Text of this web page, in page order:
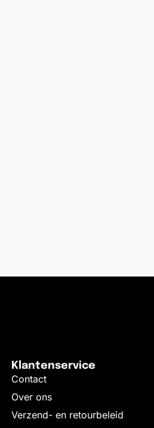
Klantenservice
Contact
Over ons
Verzend- en retourbeleid